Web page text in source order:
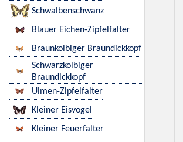
Schwalbenschwanz
Blauer Eichen-Zipfelfalter
Braunkolbiger Braundickkopf
Schwarzkolbiger
Braundickkopf
Ulmen-Zipfelfalter
Kleiner Eisvogel
Kleiner Feuerfalter